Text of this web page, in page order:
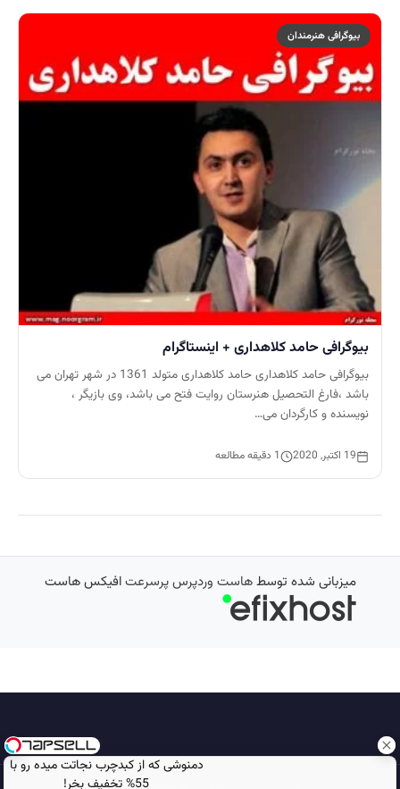
دمنوشی که از کبدچرب نجاتت میده رو با
55% تخفیف بخر!
بیوگرافی هنرمندان
بیوگرافی حامد کلاهداری + اینستاگرام
بیوگرافی حامد کلاهداری حامد کلاهداری متولد 1361 در شهر تهران می
باشد ،فارغ التحصیل هنرستان روایت فتح می باشد، وی بازیگر ،
نویسنده و کارگردان می…
19 اکتبر, 2020 1 دقیقه مطالعه
میزبانی شده توسطهاست وردپرس پرسرعتافیکس هاست